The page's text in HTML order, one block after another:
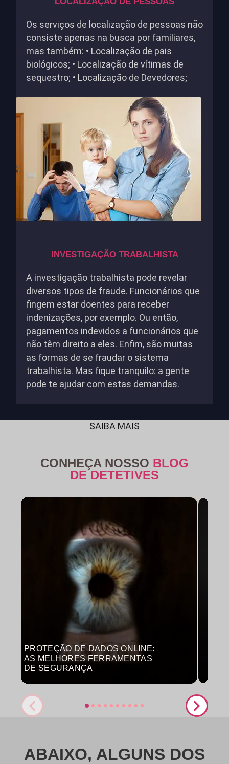
Os serviços de localização de pessoas não
consiste apenas na busca por familiares,
mas também: • Localização de pais
biológicos; • Localização de vítimas de
sequestro; • Localização de Devedores;
INVESTIGAÇÃO TRABALHISTA
A investigação trabalhista pode revelar
diversos tipos de fraude. Funcionários que
fingem estar doentes para receber
indenizações, por exemplo. Ou então,
pagamentos indevidos a funcionários que
não têm direito a eles. Enfim, são muitas
as formas de se fraudar o sistema
trabalhista. Mas fique tranquilo: a gente
pode te ajudar com estas demandas.
SAIBA MAIS
CONHEÇA NOSSO BLOG
DE DETETIVES
PROTEÇÃO DE DADOS ONLINE:
AS MELHORES FERRAMENTAS
DE SEGURANÇA
ABAIXO, ALGUNS DOS